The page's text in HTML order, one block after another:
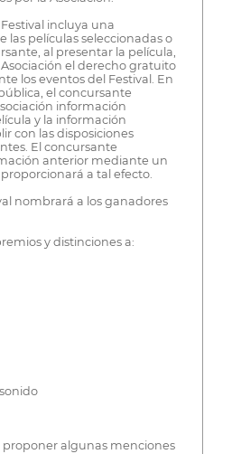
incluya una
las películas seleccionadas o
al presentar la película,
el derecho gratuito
los eventos del Festival. En
el concursante
información
y la información
con las disposiciones
El concursante
anterior mediante un
a tal efecto.
nombrará a los ganadores
y distinciones a:
algunas menciones